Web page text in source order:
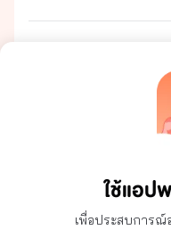
ใช้แอ
เพื่อประสบการณ์
​“​ั​ริ​!​ ​แ​
หัสื​หา​เี่​”​ ​เสี​เรี้